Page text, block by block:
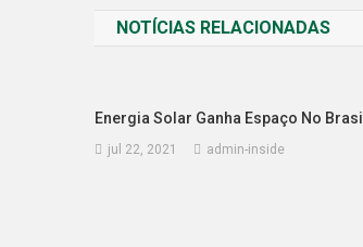
Post
NOTÍCIAS RELACIONADAS
Energia Solar Ganha Espaço No Brasil
jul 22, 2021 admin-inside